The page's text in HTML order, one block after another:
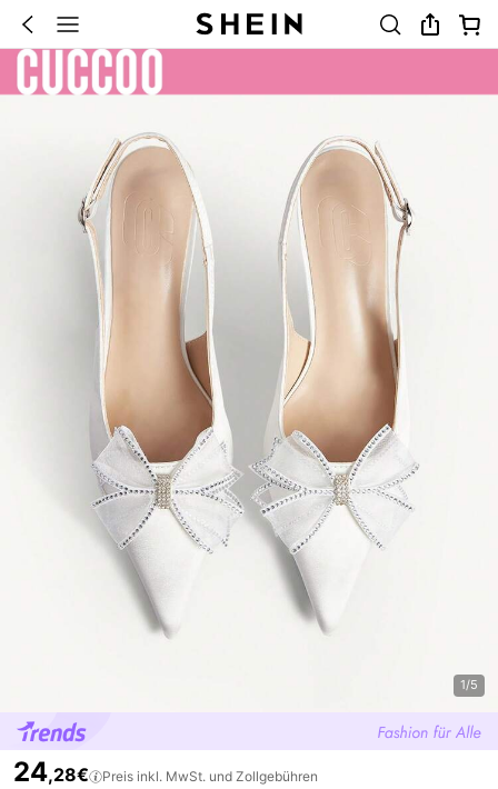
1/5
24,28€ Preis inkl. MwSt. und Zollgebühren